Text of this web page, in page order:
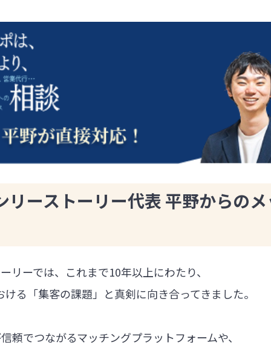
リーストーリー代表 平野からの
リーでは、これまで10年以上にわたり、
る「集客の課題」と真剣に向き合ってきました。
頼でつながるマッチングプラットフォームや、